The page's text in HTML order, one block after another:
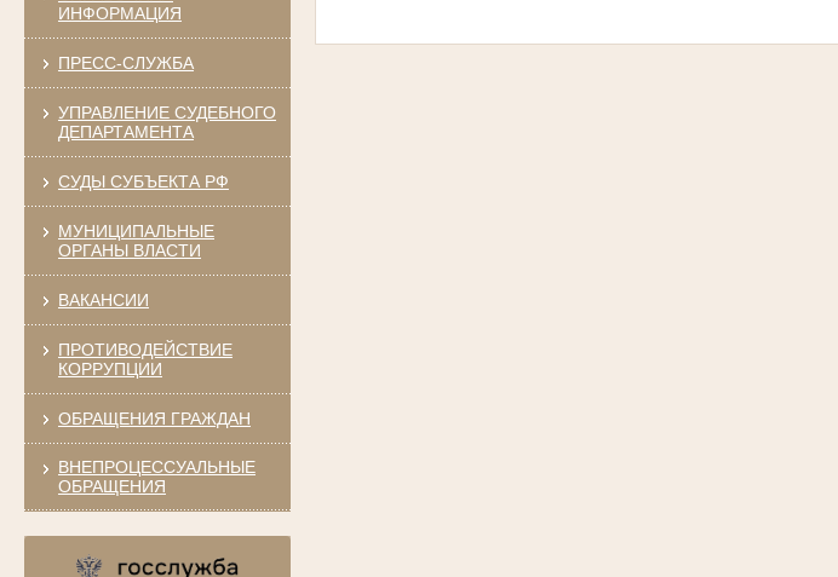
ИНФОРМАЦИЯ
ПРЕСС-СЛУЖБА
УПРАВЛЕНИЕ СУДЕБНОГО
ДЕПАРТАМЕНТА
СУДЫ СУБЪЕКТА РФ
МУНИЦИПАЛЬНЫЕ
ОРГАНЫ ВЛАСТИ
ВАКАНСИИ
ПРОТИВОДЕЙСТВИЕ
КОРРУПЦИИ
ОБРАЩЕНИЯ ГРАЖДАН
ВНЕПРОЦЕССУАЛЬНЫЕ
ОБРАЩЕНИЯ